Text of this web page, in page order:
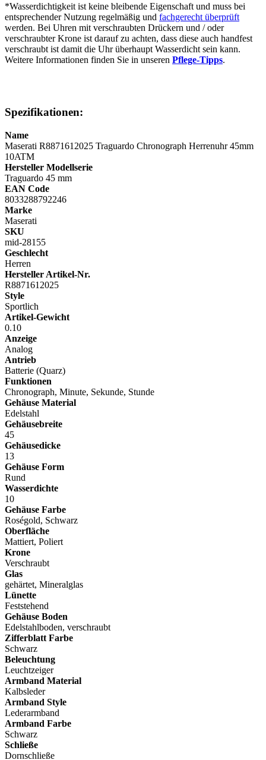
*Wasserdichtigkeit ist keine bleibende Eigenschaft und muss bei
entsprechender Nutzung regelmäßig und fachgerecht überprüft
werden. Bei Uhren mit verschraubten Drückern und / oder
verschraubter Krone ist darauf zu achten, dass diese auch handfest
verschraubt ist damit die Uhr überhaupt Wasserdicht sein kann.
Weitere Informationen finden Sie in unseren Pflege-Tipps.
Spezifikationen:
Name
Maserati R8871612025 Traguardo Chronograph Herrenuhr 45mm
10ATM
Hersteller Modellserie
Traguardo 45 mm
EAN Code
8033288792246
Marke
Maserati
SKU
mid-28155
Geschlecht
Herren
Hersteller Artikel-Nr.
R8871612025
Style
Sportlich
Artikel-Gewicht
0.10
Anzeige
Analog
Antrieb
Batterie (Quarz)
Funktionen
Chronograph, Minute, Sekunde, Stunde
Gehäuse Material
Edelstahl
Gehäusebreite
45
Gehäusedicke
13
Gehäuse Form
Rund
Wasserdichte
10
Gehäuse Farbe
Roségold, Schwarz
Oberfläche
Mattiert, Poliert
Krone
Verschraubt
Glas
gehärtet, Mineralglas
Lünette
Feststehend
Gehäuse Boden
Edelstahlboden, verschraubt
Zifferblatt Farbe
Schwarz
Beleuchtung
Leuchtzeiger
Armband Material
Kalbsleder
Armband Style
Lederarmband
Armband Farbe
Schwarz
Schließe
Dornschließe